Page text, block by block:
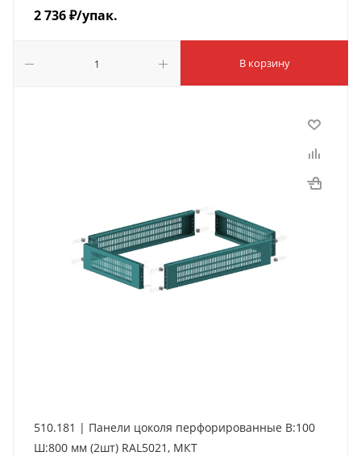
2 736₽/упак.
В корзину
510.181 | Панели цоколя перфорированные В:100
Ш:800 мм (2шт) RAL5021, МКТ